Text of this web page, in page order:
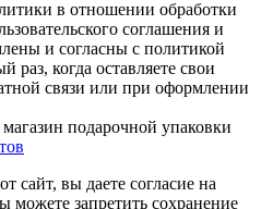
в отношении обработки
соглашения и
и согласны с политикой
когда оставляете свои
связи или при оформлении
подарочной упаковки
сайт, вы даете согласие на
можете запретить сохранение